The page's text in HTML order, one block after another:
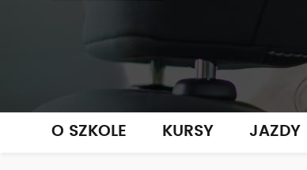
O SZKOLE KURSY JAZDY